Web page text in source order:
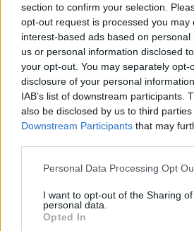
section to confirm your selection.
opt-out request is processed you may
interest-based ads based on
us or personal information disclosed
your opt-out. You may separately opt-
disclosure of your personal
IAB’s list of downstream participants.
also be disclosed by us to third
Downstream Participants that may
Please note that this website/app
not limited to your visit or usage
grant or deny consent to Google and
use your data for below specified
Personal Data Processing Opt
I want to opt-out of the Sharing
personal data.
Opted In
riporta sotto i riflettori una CPU
un’epoca per AMD. Che si tratti
commemorativa per il lancio di
2016 o di una strategia
ritorno delRyzen 7 5800X3D
offre un percorso pratico per
prestazioni senza passare a
potrebbe dare una boccata
mercato hardware che cerca